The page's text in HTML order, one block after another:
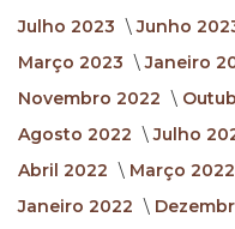
Julho 2023
Junho
Março 2023
Janeiro
Novembro 2022
Agosto 2022
Julho
Abril 2022
Março 2022
Janeiro 2022